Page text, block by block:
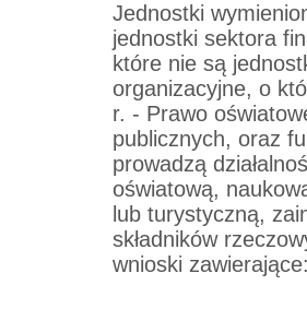
Jednostki
jednostki sektora
które nie są
organizacyjne, o
r. - Prawo
publicznych, oraz
prowadzą
oświatową,
lub turystyczną,
składników
wnioski